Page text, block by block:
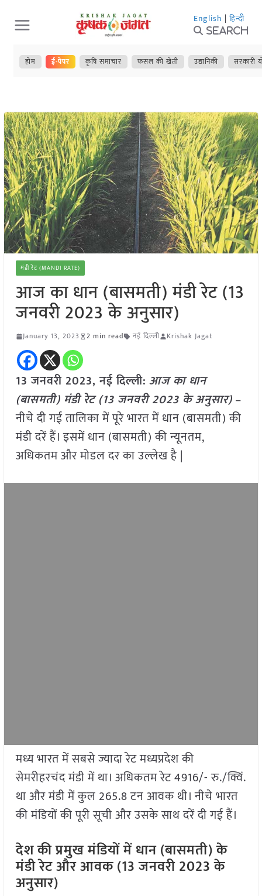
Skip
to
content
English | हिन्दी
Search
होम ई-पेपर कृषि समाचार फसल की खेती उद्यानिकी सरकारी
मंडी रेट (MANDI RATE)
आज का धान (बासमती) मंडी रेट (13
जनवरी 2023 के अनुसार)
January 13, 2023 2 min read नई दिल्ली Krishak Jagat
13 जनवरी 2023, नई दिल्ली: आज का धान
(बासमती) मंडी रेट (13 जनवरी 2023के अनुसार)–
नीचे दी गई तालिका में पूरे भारत में धान (बासमती) की
मंडी दरें हैं। इसमें धान (बासमती) की न्यूनतम,
अधिकतम और मोडल दर का उल्लेख है |
मध्य भारत में सबसे ज्यादा रेट मध्यप्रदेश की
सेमरीहरचंद मंडी में था। अधिकतम रेट 4916/- रु./क्विं.
था और मंडी में कुल 265.8 टन आवक थी। नीचे भारत
की मंडियों की पूरी सूची और उसके साथ दरें दी गई हैं।
देश की प्रमुख मंडियों में धान (बासमती) के
मंडी रेट और आवक (13 जनवरी 2023 के
अनुसार)